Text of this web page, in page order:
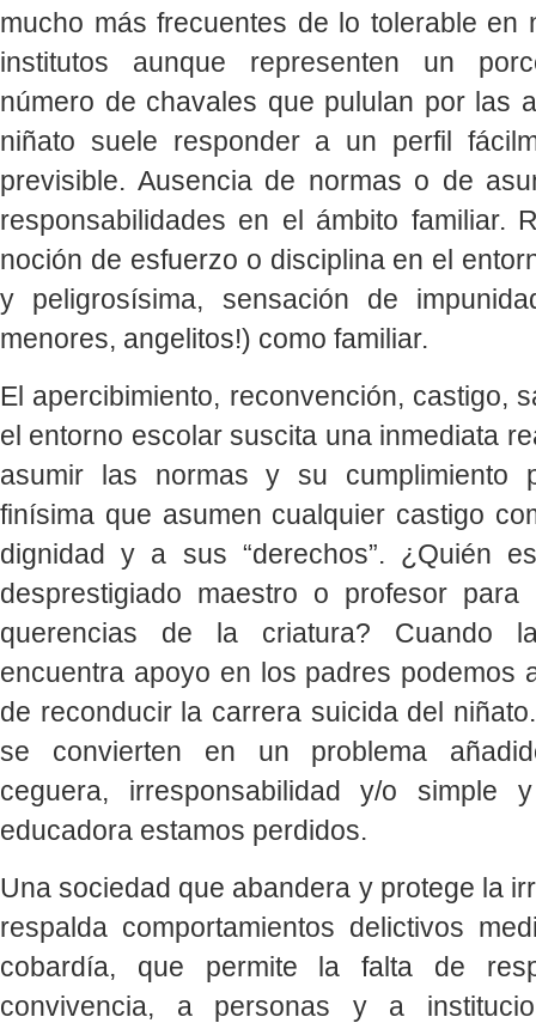
mucho más frecuentes de lo tolerable en
institutos aunque representen un
número de chavales que pululan por las
niñato suele responder a un perfil
previsible. Ausencia de normas o de
responsabilidades en el ámbito familiar.
noción de esfuerzo o disciplina en el
y peligrosísima, sensación de
menores, angelitos!) como familiar.
El apercibimiento, reconvención, castigo,
el entorno escolar suscita una inmediata
asumir las normas y su cumplimiento
finísima que asumen cualquier castigo
dignidad y a sus “derechos”. ¿Quién
desprestigiado maestro o profesor
querencias de la criatura? Cuando
encuentra apoyo en los padres podemos
de reconducir la carrera suicida del
se convierten en un problema
ceguera, irresponsabilidad y/o simple
educadora estamos perdidos.
Una sociedad que abandera y protege la
respalda comportamientos delictivos
cobardía, que permite la falta de
convivencia, a personas y a